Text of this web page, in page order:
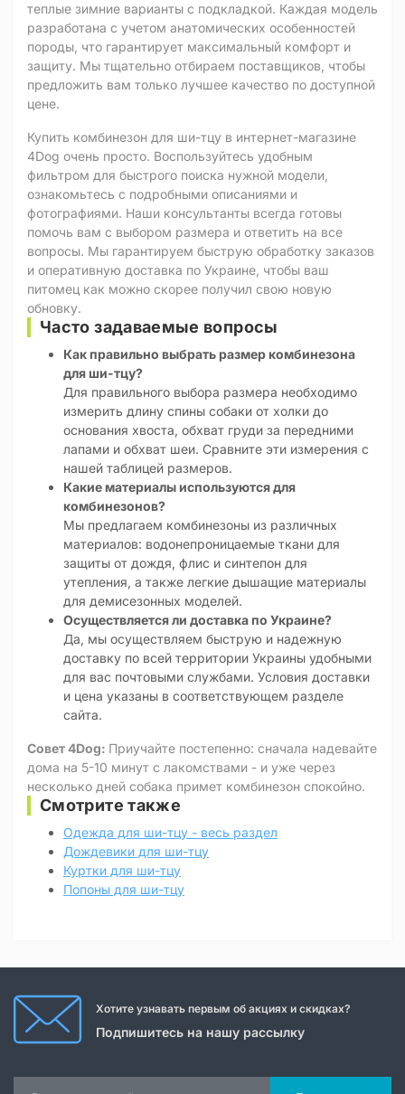
теплые зимние варианты с подкладкой. Каждая модель
разработана с учетом анатомических особенностей
породы, что гарантирует максимальный комфорт и
защиту. Мы тщательно отбираем поставщиков, чтобы
предложить вам только лучшее качество по доступной
цене.
Купить комбинезон для ши-тцу в интернет-магазине
4Dog очень просто. Воспользуйтесь удобным
фильтром для быстрого поиска нужной модели,
ознакомьтесь с подробными описаниями и
фотографиями. Наши консультанты всегда готовы
помочь вам с выбором размера и ответить на все
вопросы. Мы гарантируем быструю обработку заказов
и оперативную доставка по Украине, чтобы ваш
питомец как можно скорее получил свою новую
обновку.
Часто задаваемые вопросы
Как правильно выбрать размер комбинезона
для ши-тцу?
Для правильного выбора размера необходимо
измерить длину спины собаки от холки до
основания хвоста, обхват груди за передними
лапами и обхват шеи. Сравните эти измерения с
нашей таблицей размеров.
Какие материалы используются для
комбинезонов?
Мы предлагаем комбинезоны из различных
материалов: водонепроницаемые ткани для
защиты от дождя, флис и синтепон для
утепления, а также легкие дышащие материалы
для демисезонных моделей.
Осуществляется ли доставка по Украине?
Да, мы осуществляем быструю и надежную
доставку по всей территории Украины удобными
для вас почтовыми службами. Условия доставки
и цена указаны в соответствующем разделе
сайта.
Совет 4Dog: Приучайте постепенно: сначала надевайте
дома на 5-10 минут с лакомствами - и уже через
несколько дней собака примет комбинезон спокойно.
Смотрите также
Одежда для ши-тцу - весь раздел
Дождевики для ши-тцу
Куртки для ши-тцу
Попоны для ши-тцу
Хотите узнавать первым об акциях и скидках?
Подпишитесь на нашу рассылку